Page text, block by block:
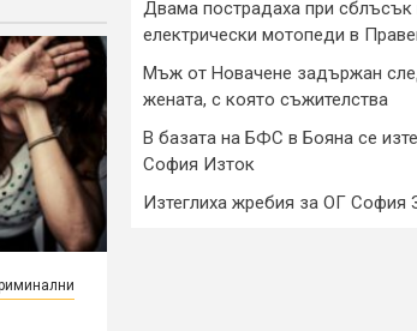
Двама пострадаха при
електрически мотопеди в
Мъж от Новачене задържан
жената, с която съжителства
В базата на БФС в Бояна се
София Изток
Изтеглиха жребия за ОГ София